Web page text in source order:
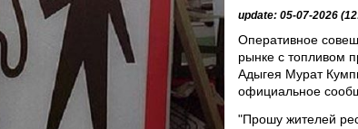
update: 05-07-2026
Оперативное
рынке с топливом
Адыгея Мурат
официальное
"Прошу жителей